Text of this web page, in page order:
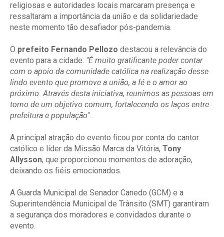
religiosas e autoridades locais marcaram presença e
ressaltaram a importância da união e da solidariedade
neste momento tão desafiador pós-pandemia.
O prefeito Fernando Pellozo destacou a relevância do
evento para a cidade: "É muito gratificante poder contar
com o apoio da comunidade católica na realização desse
lindo evento que promove a união, a fé e o amor ao
próximo. Através desta iniciativa, reunimos as pessoas em
torno de um objetivo comum, fortalecendo os laços entre
prefeitura e população".
A principal atração do evento ficou por conta do cantor
católico e líder da Missão Marca da Vitória, Tony
Allysson, que proporcionou momentos de adoração,
deixando os fiéis emocionados.
A Guarda Municipal de Senador Canedo (GCM) e a
Superintendência Municipal de Trânsito (SMT) garantiram
a segurança dos moradores e convidados durante o
evento.